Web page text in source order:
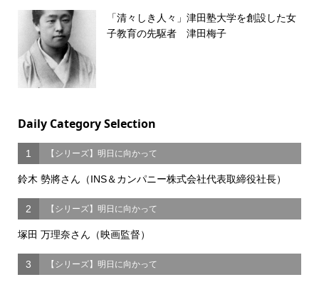
「清々しき人々」津田塾大学を創設した女
子教育の先駆者 津田梅子
Daily Category Selection
1 【シリーズ】明日に向かって
鈴木 勢將さん（INS＆カンパニー株式会社代表取締役社長）
2 【シリーズ】明日に向かって
塚田 万理奈さん（映画監督）
3 【シリーズ】明日に向かって